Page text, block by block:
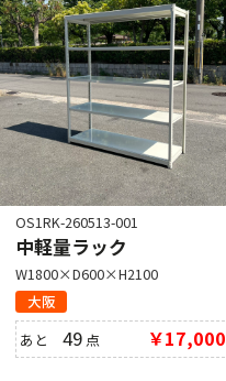
OS1RK-260513-001
中軽量ラック
W1800×D600×H2100
大阪
あと49 点 ￥17,000